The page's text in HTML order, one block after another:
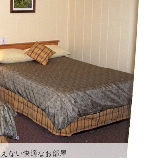
ない快適なお部屋